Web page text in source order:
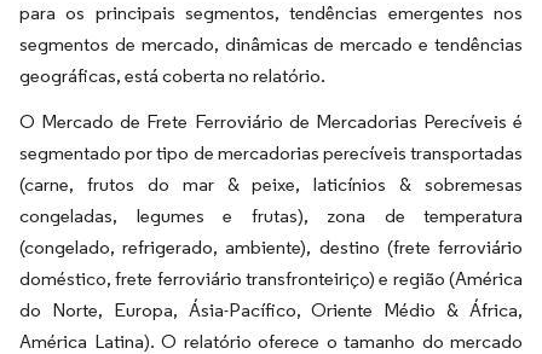
para os principais segmentos, tendências emergentes nos
segmentos de mercado, dinâmicas de mercado e tendências
geográficas, está coberta no relatório.
O Mercado de Frete Ferroviário de Mercadorias Perecíveis é
segmentado por tipo de mercadorias perecíveis transportadas
(carne, frutos do mar & peixe, laticínios & sobremesas
congeladas, legumes e frutas), zona de temperatura
(congelado, refrigerado, ambiente), destino (frete ferroviário
doméstico, frete ferroviário transfronteiriço) e região (América
do Norte, Europa, Ásia-Pacífico, Oriente Médio & África,
América Latina). O relatório oferece o tamanho do mercado